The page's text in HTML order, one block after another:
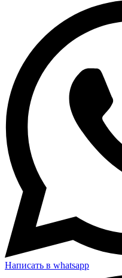
Написать в whatsapp